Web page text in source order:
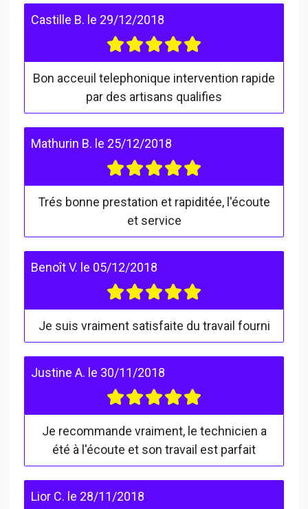
Castille B. le 29/12/2018
Bon acceuil telephonique intervention rapide
par des artisans qualifies
Mathurin B. le 25/12/2018
Trés bonne prestation et rapiditée, l'écoute
et service
Benoît V. le 05/12/2018
Je suis vraiment satisfaite du travail fourni
Justine A. le 30/11/2018
Je recommande vraiment, le technicien a
été à l'écoute et son travail est parfait
Lior C. le 28/11/2018